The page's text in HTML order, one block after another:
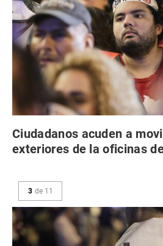
Ciudadanos acuden a
exteriores de la oficinas
3 de 11